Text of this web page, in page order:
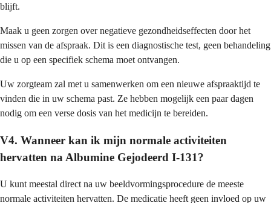
blijft.
Maak u geen zorgen over negatieve gezondheidseffecten door het
missen van de afspraak. Dit is een diagnostische test, geen behandeling
die u op een specifiek schema moet ontvangen.
Uw zorgteam zal met u samenwerken om een nieuwe afspraaktijd te
vinden die in uw schema past. Ze hebben mogelijk een paar dagen
nodig om een verse dosis van het medicijn te bereiden.
V4. Wanneer kan ik mijn normale activiteiten
hervatten na Albumine Gejodeerd I-131?
U kunt meestal direct na uw beeldvormingsprocedure de meeste
normale activiteiten hervatten. De medicatie heeft geen invloed op uw